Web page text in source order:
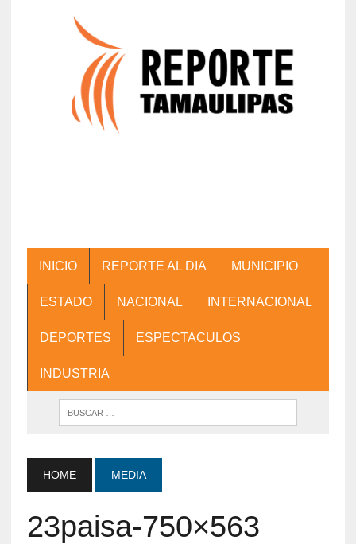
INICIO REPORTE AL DIA MUNICIPIO
ESTADO NACIONAL INTERNACIONAL
DEPORTES ESPECTACULOS
INDUSTRIA
HOME MEDIA
23paisa-750×563